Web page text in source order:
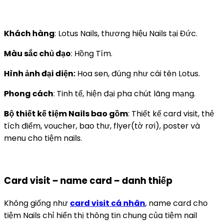
Khách hàng: Lotus Nails, thương hiệu Nails tại Đức.
Màu sắc chủ đạo: Hồng Tím.
Hình ảnh đại diện: Hoa sen, đúng như cái tên Lotus.
Phong cách: Tinh tế, hiện đại pha chút lãng mạng.
Bộ thiết kế tiệm Nails bao gồm: Thiết kế card visit, thẻ
tích điểm, voucher, bao thư, flyer(tờ rơi), poster và
menu cho tiệm nails.
Card visit – name card – danh thiếp
Không giống như card visit cá nhân, name card cho
tiệm Nails chỉ hiển thị thông tin chung của tiệm nail